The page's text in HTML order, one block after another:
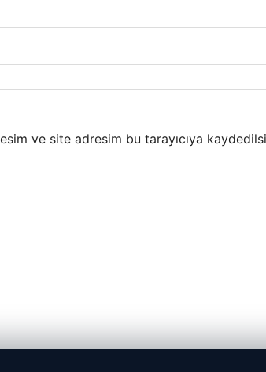
ve site adresim bu tarayıcıya